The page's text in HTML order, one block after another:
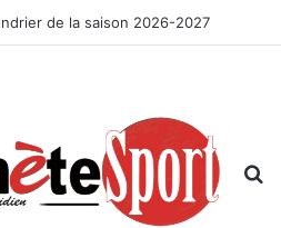
de la saison 2026-2027